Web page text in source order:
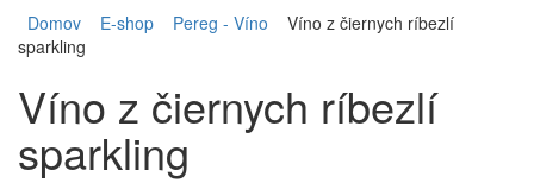
Domov
E-shop Pereg - Víno
Víno z čiernych ríbezlí
sparkling
Víno z čiernych ríbezlí
sparkling